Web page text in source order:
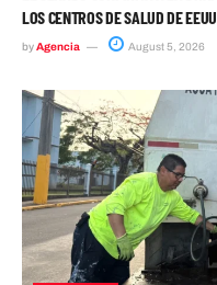
LOS CENTROS DE SALUD DE EEUU
byAgencia August 5, 2026